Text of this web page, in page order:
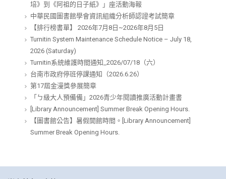
培》到《阿祖的日子紙》」座活動海報
中華民國圖書館學會資訊組織分析師認證考試簡章
【排行榜書單】 2026年7月8日~2026年8月5日
Turnitin System Maintenance Schedule Notice – July 18,
2026 (Saturday)
Turnitin系統維護時間通知_2026/07/18（六）
台南市政府停班停課通知（2026.6.26）
第17屆金漫獎參展簡章
「ㄅ級大人預備備」2026青少年閱讀推廣活動計畫書
[Library Announcement] Summer Break Opening Hours.
【圖書館公告】暑假開館時間。[Library Announcement]
Summer Break Opening Hours.